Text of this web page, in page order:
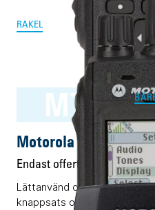
RAKEL
Motorola MTP3500
Endast offert
Lättanvänd och pålitlig
knappsats och display.